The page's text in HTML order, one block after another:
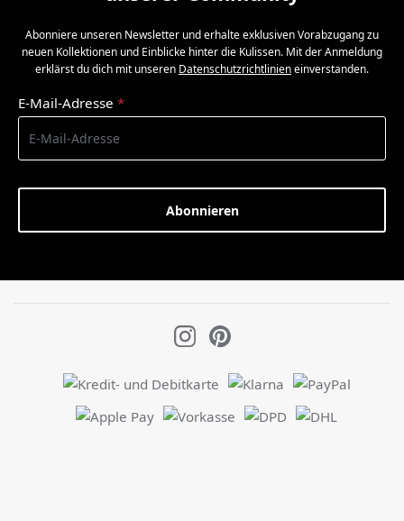
Abonniere unseren Newsletter und erhalte exklusiven Vorabzugang zu
neuen Kollektionen und Einblicke hinter die Kulissen. Mit der Anmeldung
erklärst du dich mit unseren Datenschutzrichtlinieneinverstanden.
E-Mail-Adresse *
Abonnieren